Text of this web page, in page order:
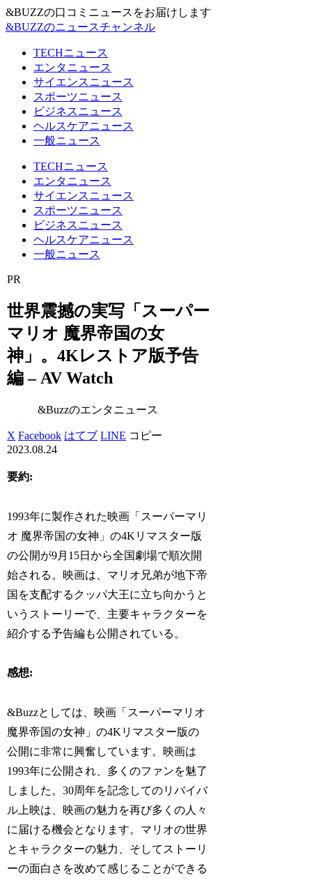
&BUZZの口コミニュースをお届けします
&BUZZのニュースチャンネル
TECHニュース
エンタニュース
サイエンスニュース
スポーツニュース
ビジネスニュース
ヘルスケアニュース
一般ニュース
TECHニュース
エンタニュース
サイエンスニュース
スポーツニュース
ビジネスニュース
ヘルスケアニュース
一般ニュース
PR
世界震撼の実写「スーパー
マリオ 魔界帝国の女
神」。4Kレストア版予告
編 – AV Watch
&Buzzのエンタニュース
X Facebook はてブ LINE コピー
2023.08.24
要約:
1993年に製作された映画「スーパーマリ
オ 魔界帝国の女神」の4Kリマスター版
の公開が9月15日から全国劇場で順次開
始される。映画は、マリオ兄弟が地下帝
国を支配するクッパ大王に立ち向かうと
いうストーリーで、主要キャラクターを
紹介する予告編も公開されている。
感想:
&Buzzとしては、映画「スーパーマリオ
魔界帝国の女神」の4Kリマスター版の
公開に非常に興奮しています。映画は
1993年に公開され、多くのファンを魅了
しました。30周年を記念してのリバイバ
ル上映は、映画の魅力を再び多くの人々
に届ける機会となります。マリオの世界
とキャラクターの魅力、そしてストーリ
ーの面白さを改めて感じることができる